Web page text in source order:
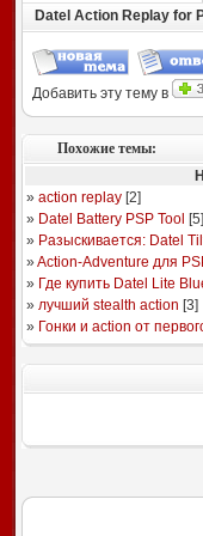
Datel Action Replay for
Добавить эту тему в
Похожие темы:
» action replay[2]
» Datel Battery PSP Tool [5]
» Разыскивается: Datel
»Action-Adventure для
» Где купить Datel Lite
» лучший stealth action [3]
» Гонки и action от